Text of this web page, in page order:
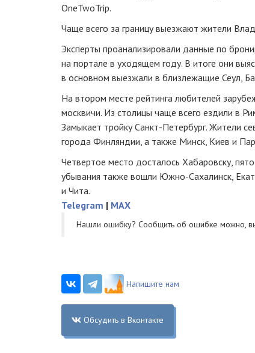
OneTwoTrip.
Чаще всего за границу выезжают жители
Эксперты проанализировали данные по
на портале в уходящем году. В итоге они
в основном выезжали в близлежащие Сеул,
На втором месте рейтинга любителей
москвичи. Из столицы чаще всего ездили в
Замыкает тройкуСанкт-Петербург. Жители
города Финляндии, а также Минск, Киев и
Четвертое место досталось Хабаровску,
убывания также вошли Южно-Сахалинск,
и Чита.
Telegram | MAX
Нашли ошибку? Cообщить об ошибке можно,
Напишите нам
Обсудить в Вконтакте